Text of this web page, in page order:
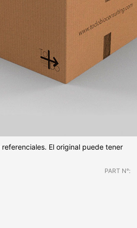
El original puede tener
PART N°: